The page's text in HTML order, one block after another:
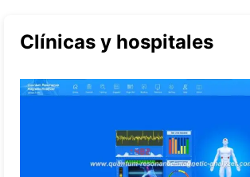
Clínicas y hospitales